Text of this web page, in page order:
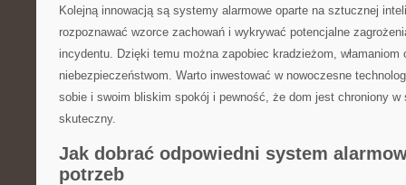
Kolejną innowacją są systemy alarmowe oparte na ⁣sztucznej
rozpoznawać wzorce zachowań i wykrywać potencjalne
incydentu. Dzięki temu można zapobiec​ kradzieżom, włamaniom
niebezpieczeństwom. Warto inwestować w nowoczesne
sobie i swoim bliskim spokój i pewność, że dom jest chroniony w
skuteczny.
Jak dobrać odpowiedni system
potrzeb